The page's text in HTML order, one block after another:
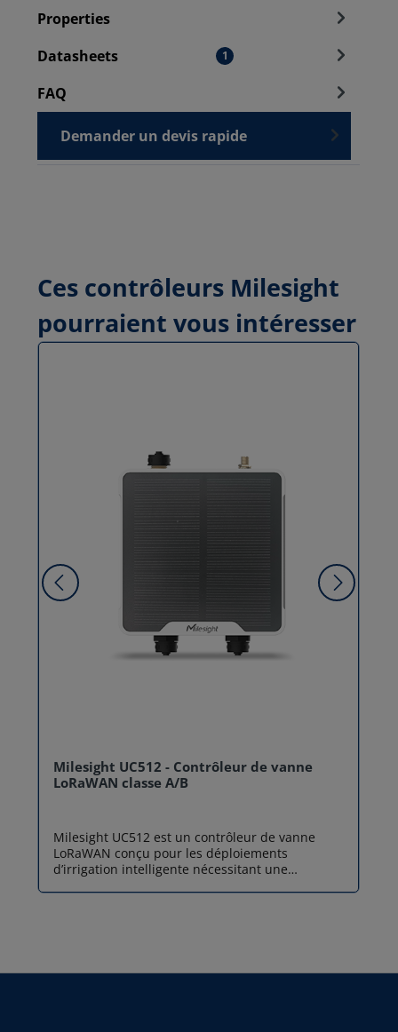
Properties
Datasheets
1
FAQ
Demander un devis rapide
Ces contrôleurs Milesight
pourraient vous intéresser
Milesight UC512 - Contrôleur de vanne
LoRaWAN classe A/B
Milesight UC512 est un contrôleur de vanne
LoRaWAN conçu pour les déploiements
d’irrigation intelligente nécessitant une